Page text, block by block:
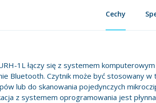
Cechy
1L łączy się z systemem
Bluetooth. Czytnik może być stosowany
lub do skanowania pojedynczych
z systemem oprogramowania jest